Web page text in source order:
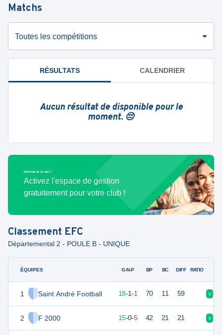
Matchs
Toutes les compétitions
RÉSULTATS CALENDRIER
Aucun résultat de disponible pour le
moment. 😔
Bénévole de ce club ?
Activez l'espace de gestion
gratuitement pour votre club !
Classement EFC
Départemental 2 - POULE B - UNIQUE
ÉQUIPES
1 Saint André Football
2 F 2000
G-N-P BP BC DIFF RATIO
55 18-1-1 70 11 59 V
15-0-5 42 21 21 V